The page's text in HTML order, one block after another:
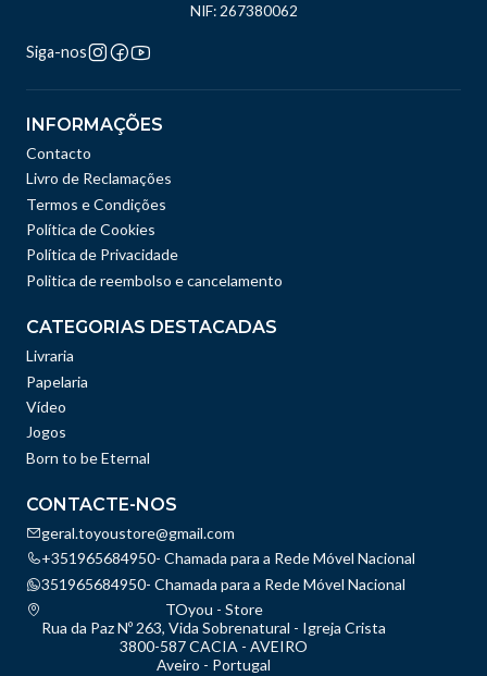
NIF: 267380062
Siga-nos
INFORMAÇÕES
Contacto
Livro de Reclamações
Termos e Condições
Política de Cookies
Política de Privacidade
Politica de reembolso e cancelamento
CATEGORIAS DESTACADAS
Livraria
Papelaria
Vídeo
Jogos
Born to be Eternal
CONTACTE-NOS
geral.toyoustore@gmail.com
+351965684950- Chamada para a Rede Móvel Nacional
351965684950- Chamada para a Rede Móvel Nacional
TOyou - Store
Rua da Paz Nº 263, Vida Sobrenatural - Igreja Crista
3800-587 CACIA - AVEIRO
Aveiro - Portugal